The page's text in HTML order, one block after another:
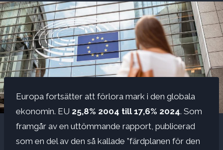
Europa fortsätter att förlora mark i den globala
ekonomin. EU 25,8% 2004 till 17,6% 2024. Som
framgår av en uttömmande rapport, publicerad
som en del av den så kallade ”färdplanen för den